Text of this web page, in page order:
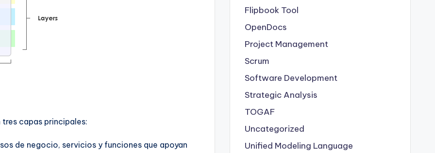
capas principales:
de negocio, servicios y funciones que apoyan
Flipbook Tool
OpenDocs
Project Management
Scrum
Software Development
Strategic Analysis
TOGAF
Uncategorized
Unified Modeling Language